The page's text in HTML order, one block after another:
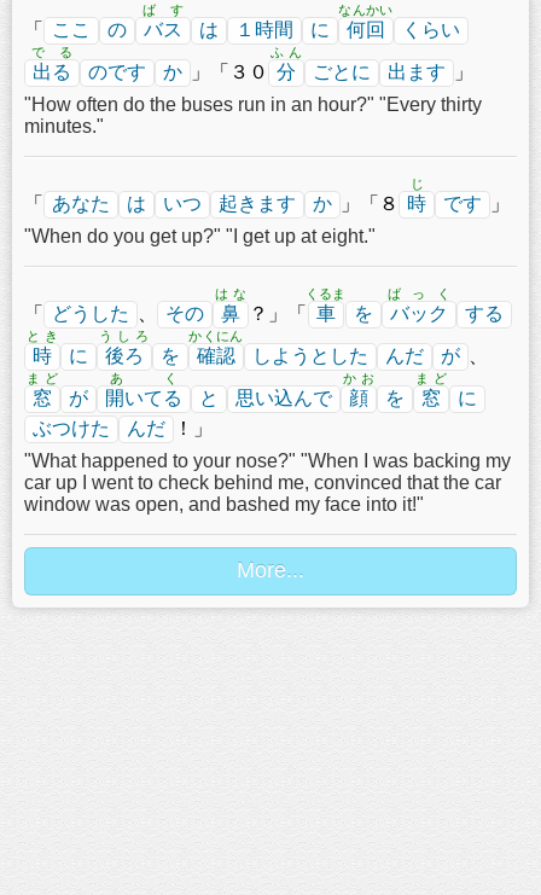
「 ここ の バス
ばす
は １時間 に 何回
なんかい
くらい
出る
でる
のです か 」「３０ 分
ふん
ごとに 出ます
」
"How often do the buses run in an hour?" "Every thirty
minutes."
「 あなた は いつ 起きます か 」「８ 時
じ
です
」
"When do you get up?" "I get up at eight."
「 どうした その 鼻
はな
？」「 車
くるま
を バック
ばっく
する
時
とき
に 後ろ
うしろ
を 確認
かくにん
しようとした んだ が
窓
まど
が 開いてる
あく
と 思い込んで 顔
かお
を 窓
まど
に
ぶつけた
んだ
！」
"What happened to your nose?" "When I was backing my
car up I went to check behind me, convinced that the car
window was open, and bashed my face into it!"